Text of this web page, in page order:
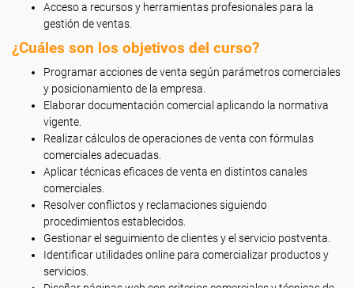
Acceso a recursos y herramientas profesionales para la
gestión de ventas.
¿Cuáles son los objetivos del curso?
Programar acciones de venta según parámetros comerciales
y posicionamiento de la empresa.
Elaborar documentación comercial aplicando la normativa
vigente.
Realizar cálculos de operaciones de venta con fórmulas
comerciales adecuadas.
Aplicar técnicas eficaces de venta en distintos canales
comerciales.
Resolver conflictos y reclamaciones siguiendo
procedimientos establecidos.
Gestionar el seguimiento de clientes y el servicio postventa.
Identificar utilidades online para comercializar productos y
servicios.